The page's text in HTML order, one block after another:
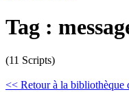
Tag :
(11 Scripts)
<< Retour à la bibliothèque